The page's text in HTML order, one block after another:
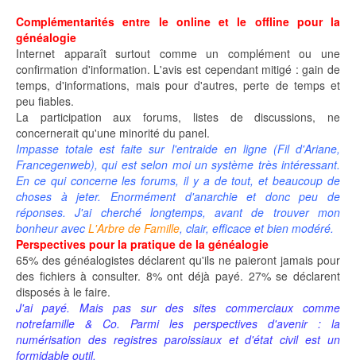
Complémentarités entre le online et le offline pour la
généalogie
Internet apparaît surtout comme un complément ou une
confirmation d'information. L'avis est cependant mitigé : gain de
temps, d'informations, mais pour d'autres, perte de temps et
peu fiables.
La participation aux forums, listes de discussions, ne
concernerait qu'une minorité du panel.
Impasse totale est faite sur l'entraide en ligne (Fil d'Ariane,
Francegenweb), qui est selon moi un système très intéressant.
En ce qui concerne les forums, il y a de tout, et beaucoup de
choses à jeter. Enormément d'anarchie et donc peu de
réponses. J'ai cherché longtemps, avant de trouver mon
bonheur avec L'Arbre de Famille, clair, efficace et bien modéré.
Perspectives pour la pratique de la généalogie
65% des généalogistes déclarent qu'ils ne paieront jamais pour
des fichiers à consulter. 8% ont déjà payé. 27% se déclarent
disposés à le faire.
J'ai payé. Mais pas sur des sites commerciaux comme
notrefamille & Co. Parmi les perspectives d'avenir : la
numérisation des registres paroissiaux et d'état civil est un
formidable outil.